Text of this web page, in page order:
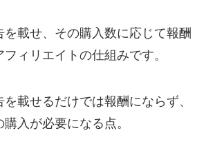
を載せ、その購入数に応じて報酬
ィリエイトの仕組みです。
載せるだけでは報酬にならず、
入が必要になる点。